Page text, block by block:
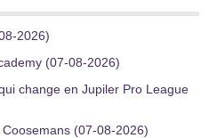
2026)
(07-08-2026)
change en Jupiler Pro League
(07-08-2026)